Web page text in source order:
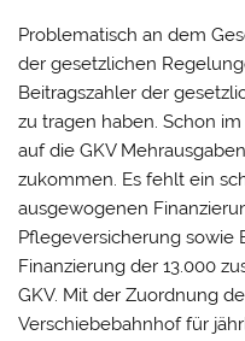
Problematisch an dem
der gesetzlichen
Beitragszahler der
zu tragen haben. Schon
auf die GKV
zukommen. Es fehlt ein
ausgewogenen
Pflegeversicherung sowie
Finanzierung der 13.000
GKV. Mit der Zuordnung
Verschiebebahnhof für